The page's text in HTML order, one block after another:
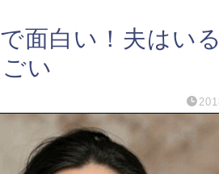
面白い！夫はい
い